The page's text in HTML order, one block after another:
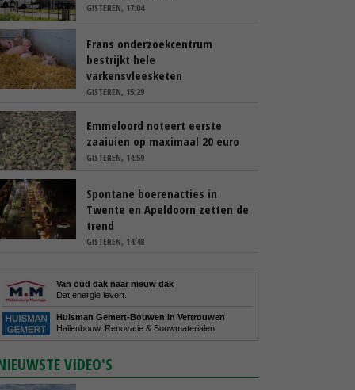
GISTEREN, 17:04
Frans onderzoekcentrum
bestrijkt hele
varkensvleesketen
GISTEREN, 15:29
Emmeloord noteert eerste
zaaiuien op maximaal 20 euro
GISTEREN, 14:59
Spontane boerenacties in
Twente en Apeldoorn zetten de
trend
GISTEREN, 14:48
Van oud dak naar nieuw dak
Dat energie levert.
Huisman Gemert-Bouwen in Vertrouwen
Hallenbouw, Renovatie & Bouwmaterialen
VIDEO'S